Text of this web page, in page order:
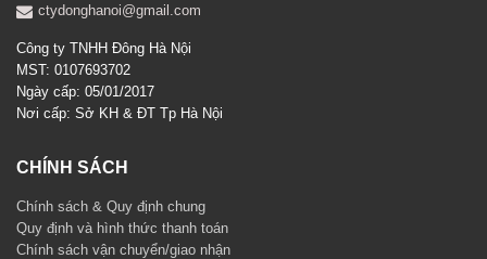
ctydonghanoi@gmail.com
Công ty TNHH Đông Hà Nội
MST: 0107693702
Ngày cấp: 05/01/2017
Nơi cấp: Sở KH & ĐT Tp Hà Nội
CHÍNH SÁCH
Chính sách & Quy định chung
Quy định và hình thức thanh toán
Chính sách vận chuyển/giao nhận